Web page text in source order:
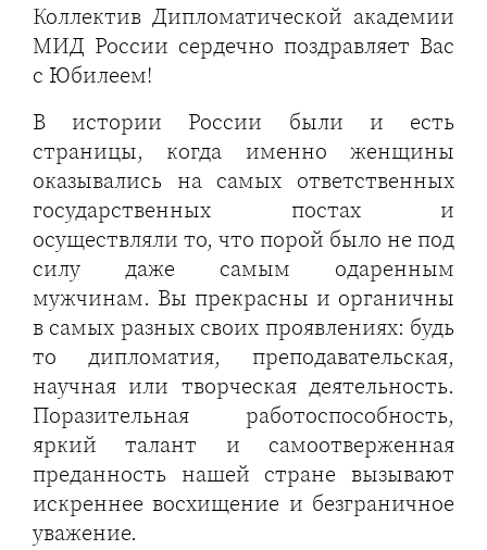
Коллектив Дипломатической академии
МИД России сердечно поздравляет Вас
с Юбилеем!
В истории России были и есть
страницы, когда именно женщины
оказывались на самых ответственных
государственных постах и
осуществляли то, что порой было не под
силу даже самым одаренным
мужчинам. Вы прекрасны и органичны
в самых разных своих проявлениях: будь
то дипломатия, преподавательская,
научная или творческая деятельность.
Поразительная работоспособность,
яркий талант и самоотверженная
преданность нашей стране вызывают
искреннее восхищение и безграничное
уважение.